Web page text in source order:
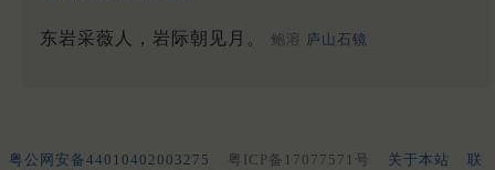
东岩采薇人，岩际朝见月。 鲍溶 庐山石镜
粤公网安备44010402003275 粤ICP备17077571号 关于本站
联